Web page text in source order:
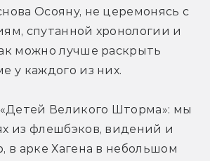
Осояну, не церемонясь с
спутанной хронологии и
можно лучше раскрыть
у каждого из них.
Великого Шторма»: мы
из флешбэков, видений и
арке Хагена в небольшом